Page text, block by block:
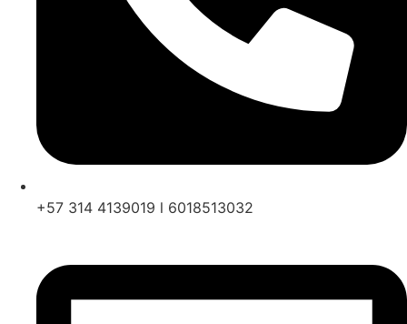
+57 314 4139019 l 6018513032